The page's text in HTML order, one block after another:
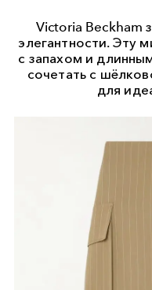
Victoria Beckham
элегантности. Эту
с запахом и
сочетать с
для